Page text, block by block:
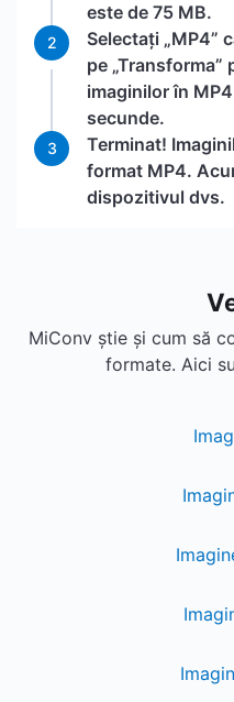
este de 75 MB.
2
Selectați „MP4”
pe
imaginilor în
secunde.
3
Terminat!
format MP4.
dispozitivul dvs.
MiConv știe și cum să
formate. Aici